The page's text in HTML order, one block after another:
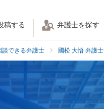
稿する 弁護士を探す
できる弁護士 國松 大悟 弁護士